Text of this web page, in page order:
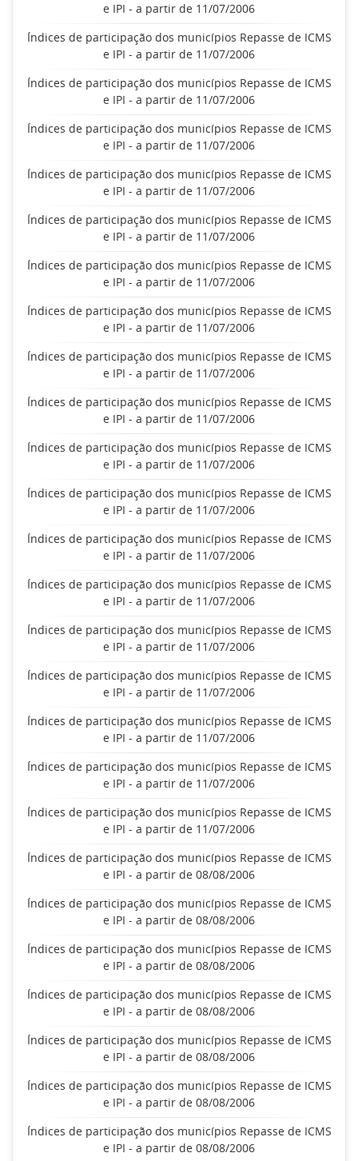
e IPI - a partir de 11/07/2006
Índices de participação dos municípios Repasse de ICMS
e IPI - a partir de 11/07/2006
Índices de participação dos municípios Repasse de ICMS
e IPI - a partir de 11/07/2006
Índices de participação dos municípios Repasse de ICMS
e IPI - a partir de 11/07/2006
Índices de participação dos municípios Repasse de ICMS
e IPI - a partir de 11/07/2006
Índices de participação dos municípios Repasse de ICMS
e IPI - a partir de 11/07/2006
Índices de participação dos municípios Repasse de ICMS
e IPI - a partir de 11/07/2006
Índices de participação dos municípios Repasse de ICMS
e IPI - a partir de 11/07/2006
Índices de participação dos municípios Repasse de ICMS
e IPI - a partir de 11/07/2006
Índices de participação dos municípios Repasse de ICMS
e IPI - a partir de 11/07/2006
Índices de participação dos municípios Repasse de ICMS
e IPI - a partir de 11/07/2006
Índices de participação dos municípios Repasse de ICMS
e IPI - a partir de 11/07/2006
Índices de participação dos municípios Repasse de ICMS
e IPI - a partir de 11/07/2006
Índices de participação dos municípios Repasse de ICMS
e IPI - a partir de 11/07/2006
Índices de participação dos municípios Repasse de ICMS
e IPI - a partir de 11/07/2006
Índices de participação dos municípios Repasse de ICMS
e IPI - a partir de 11/07/2006
Índices de participação dos municípios Repasse de ICMS
e IPI - a partir de 11/07/2006
Índices de participação dos municípios Repasse de ICMS
e IPI - a partir de 11/07/2006
Índices de participação dos municípios Repasse de ICMS
e IPI - a partir de 11/07/2006
Índices de participação dos municípios Repasse de ICMS
e IPI - a partir de 08/08/2006
Índices de participação dos municípios Repasse de ICMS
e IPI - a partir de 08/08/2006
Índices de participação dos municípios Repasse de ICMS
e IPI - a partir de 08/08/2006
Índices de participação dos municípios Repasse de ICMS
e IPI - a partir de 08/08/2006
Índices de participação dos municípios Repasse de ICMS
e IPI - a partir de 08/08/2006
Índices de participação dos municípios Repasse de ICMS
e IPI - a partir de 08/08/2006
Índices de participação dos municípios Repasse de ICMS
e IPI - a partir de 08/08/2006